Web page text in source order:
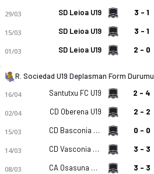
29/03 SD Leioa U19 3 - 1
15/03 SD Leioa U19 3 - 1
01/03 SD Leioa U19 2 - 0
R. Sociedad U19 Deplasman Form Durumu
16/04 Santutxu FC U19 2 - 4
02/04 CD Oberena U19 2 - 2
15/03 CD Basconia U19 0 - 0
14/03 CD Vasconia U19 3 - 3
08/03 CA Osasuna U19 3 - 3